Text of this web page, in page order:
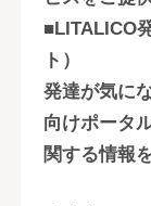
■LITALICO
ト）
発達が気に
向けポータ
関する情報